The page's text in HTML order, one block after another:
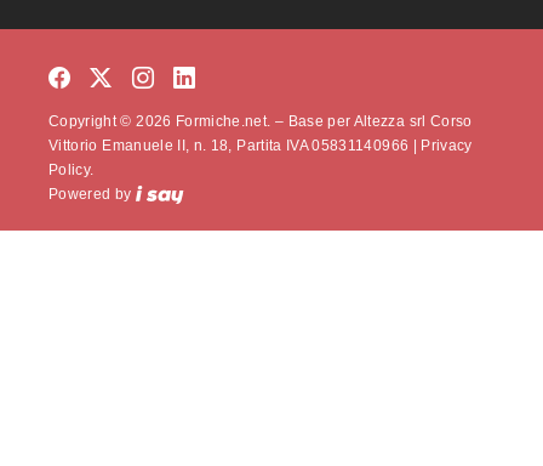
Copyright © 2026 Formiche.net. – Base per Altezza srl Corso
Vittorio Emanuele II, n. 18, Partita IVA 05831140966 | Privacy
Policy.
Powered by